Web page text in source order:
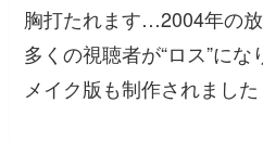
胸打たれます…2004年の
多くの視聴者が“ロス”に
メイク版も制作されました